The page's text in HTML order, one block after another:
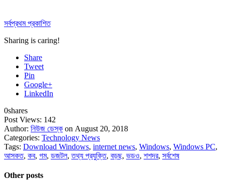
সর্বপ্রথম প্রকাশিত
Sharing is caring!
Share
Tweet
Pin
Google+
LinkedIn
0shares
Post Views: 142
Author: নিউজ ডেস্ক on August 20, 2018
Categories: Technology News
Tags: Download Windows, internet news, Windows, Windows PC,
আসকত, কব, গম, ডজটল,তথ্য প্রযুক্তি, বড়ছ, ভডও, শশদর, সর্বশেষ
Other posts